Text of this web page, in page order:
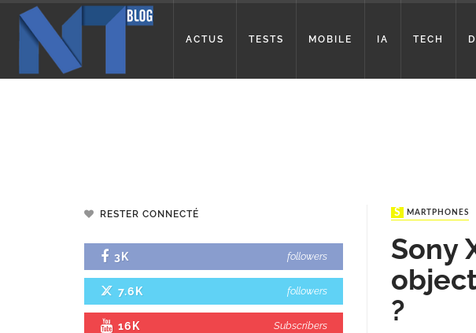
ACTUS TESTS MOBILE IA TECH
SMARTPHONES
Sony
?
RESTER CONNECTÉ
3K followers
7.6K followers
16K Subscribers